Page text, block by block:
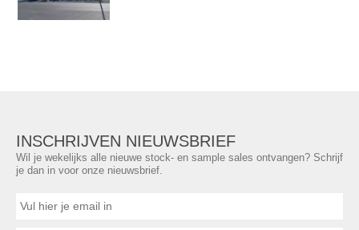
INSCHRIJVEN NIEUWSBRIEF
Wil je wekelijks alle nieuwe stock- en sample sales ontvangen? Schrijf
je dan in voor onze nieuwsbrief.